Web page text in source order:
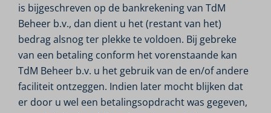
is bijgeschreven op de bankrekening van TdM
Beheer b.v., dan dient u het (restant van het)
bedrag alsnog ter plekke te voldoen. Bij gebreke
van een betaling conform het vorenstaande kan
TdM Beheer b.v. u het gebruik van de en/of andere
faciliteit ontzeggen. Indien later mocht blijken dat
er door u wel een betalingsopdracht was gegeven,